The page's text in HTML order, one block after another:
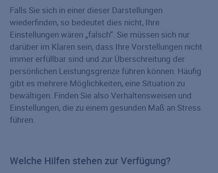
Falls Sie sich in einer dieser Darstellungen
wiederfinden, so bedeutet dies nicht, Ihre
Einstellungen wären „falsch“. Sie müssen sich nur
darüber im Klaren sein, dass Ihre Vorstellungen nicht
immer erfüllbar sind und zur Überschreitung der
persönlichen Leistungsgrenze führen können. Häufig
gibt es mehrere Möglichkeiten, eine Situation zu
bewältigen. Finden Sie also Verhaltensweisen und
Einstellungen, die zu einem gesunden Maß an Stress
führen.
Welche Hilfen stehen zur Verfügung?